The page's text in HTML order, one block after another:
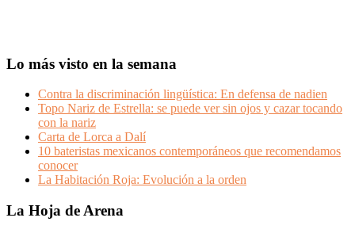
Lo más visto en la semana
Contra la discriminación lingüística: En defensa de nadien
Topo Nariz de Estrella: se puede ver sin ojos y cazar tocando
con la nariz
Carta de Lorca a Dalí
10 bateristas mexicanos contemporáneos que recomendamos
conocer
La Habitación Roja: Evolución a la orden
Footer
La Hoja de Arena